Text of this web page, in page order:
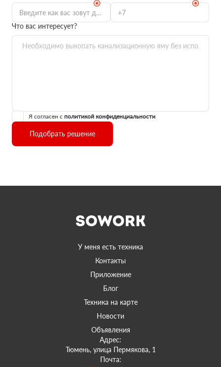
Что вас интересует?
Я согласен с политикой конфиденциальности
Подобрать решение
У меня есть техника
Контакты
Приложение
Блог
Техника на карте
Новости
Объявления
Адрес:
Тюмень, улица Пермякова, 1
Почта: